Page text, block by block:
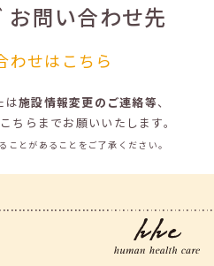
お問い合わせ先
わせはこちら
は施設情報変更のご連絡等、
ちらまでお願いいたします。
ことがあることをご了承ください。